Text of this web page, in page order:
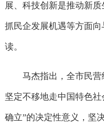
展、科技创新是推动新
抓民企发展机遇等方面
读。
马杰指出，全市民营
坚定不移地走中国特色
确立”的决定性意义，坚